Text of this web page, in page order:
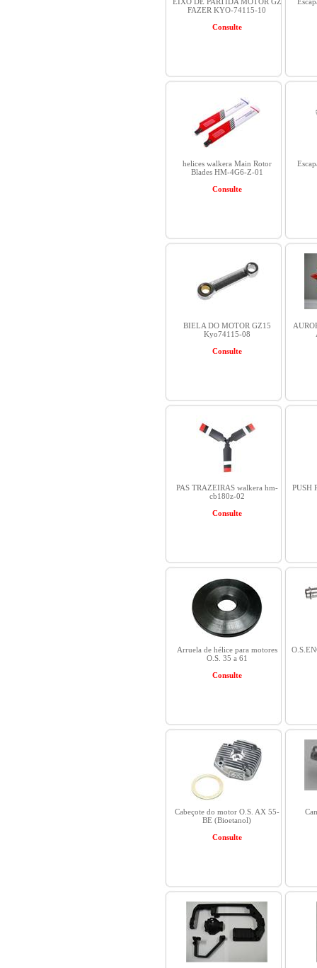
FAZER KYO-74115-10
Consulte
helices walkera Main Rotor
Blades HM-4G6-Z-01
Consulte
BIELA DO MOTOR GZ15
Kyo74115-08
Consulte
PAS TRAZEIRAS walkera hm-
cb180z-02
Consulte
PUSH
Arruela de hélice para motores
O.S. 35 a 61
Consulte
Cabeçote do motor O.S. AX 55-
BE (Bioetanol)
Consulte